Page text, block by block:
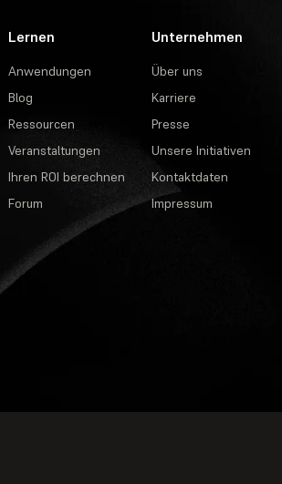
Lernen
Anwendungen
Blog
Ressourcen
Veranstaltungen
Ihren ROI berechnen
Forum
Unternehmen
Über uns
Karriere
Presse
Unsere Initiativen
Kontaktdaten
Impressum